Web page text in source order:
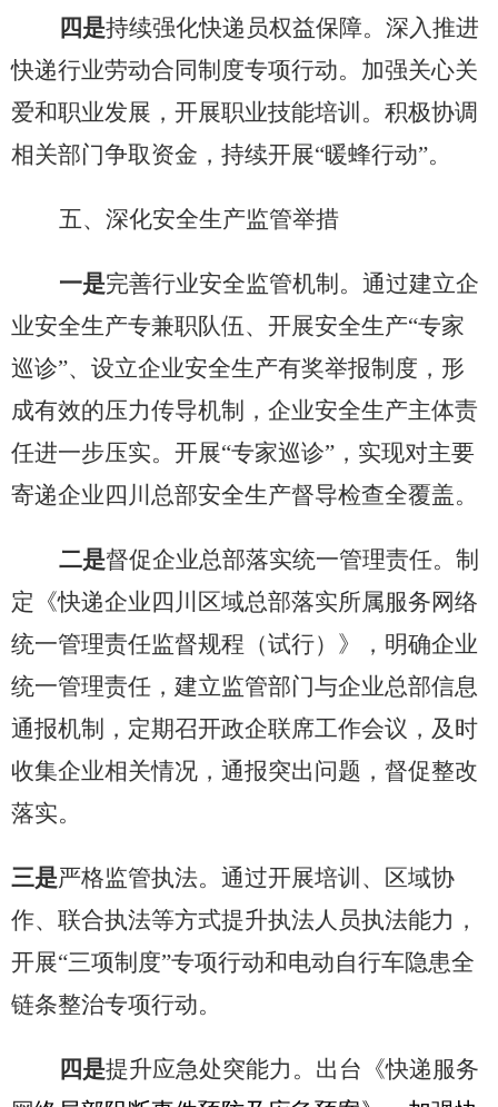
四是持续强化快递员权益保障。深入推进
快递行业劳动合同制度专项行动。加强关心关
爱和职业发展， 开展职业技能培训。 积极协调
相关部门争取资金，持续开展“暖蜂行动”。
五、深化安全生产监管举措
一是完善行业安全监管机制。通过建立企
业安全生产专兼职队伍、开展安全生产“专家
巡诊”、设立企业安全生产有奖举报制度，形
成有效的压力传导机制，企业安全生产主体责
任进一步压实。开展“专家巡诊”，实现对主要
寄递企业四川总部安全生产督导检查全覆盖。
二是督促企业总部落实统一管理责任。制
定《快递企业四川区域总部落实所属服务网络
统一管理责任监督规程（试行）》，明确企业
统一管理责任，建立监管部门与企业总部信息
通报机制，定期召开政企联席工作会议，及时
收集企业相关情况，通报突出问题，督促整改
落实。
三是严格监管执法。通过开展培训、区域协
作、联合执法等方式提升执法人员执法能力，
开展“三项制度”专项行动和电动自行车隐患全
链条整治专项行动。
四是提升应急处突能力。出台《快递服务